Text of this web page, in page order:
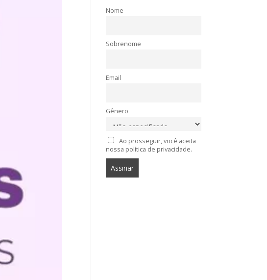
Nome
Sobrenome
Email
Gênero
Ao prosseguir, você aceita
nossa política de privacidade.